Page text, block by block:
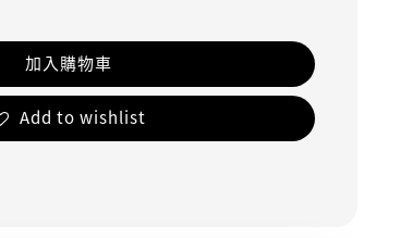
加入購物車
Add to wishlist